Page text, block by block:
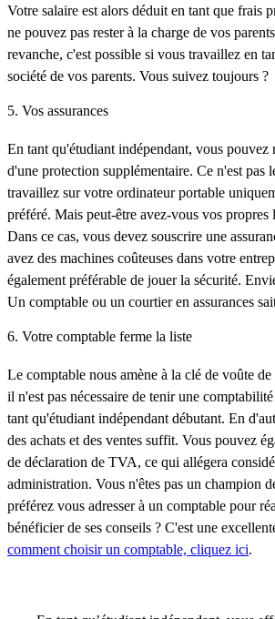
Votre salaire est alors déduit en tant que frais
ne pouvez pas rester à la charge de vos
revanche, c'est possible si vous travaillez en
société de vos parents. Vous suivez toujours ?
5. Vos assurances
En tant qu'étudiant indépendant, vous pouvez
d'une protection supplémentaire. Ce n'est pas
travaillez sur votre ordinateur portable
préféré. Mais peut-être avez-vous vos propres
Dans ce cas, vous devez souscrire une
avez des machines coûteuses dans votre
également préférable de jouer la sécurité.
Un comptable ou un courtier en assurances
6. Votre comptable ferme la liste
Le comptable nous amène à la clé de voûte
il n'est pas nécessaire de tenir une
tant qu'étudiant indépendant débutant. En
des achats et des ventes suffit. Vous pouvez
de déclaration de TVA, ce qui allégera
administration. Vous n'êtes pas un champion
préférez vous adresser à un comptable pour
bénéficier de ses conseils ? C'est une
comment choisir un comptable, cliquez ici.